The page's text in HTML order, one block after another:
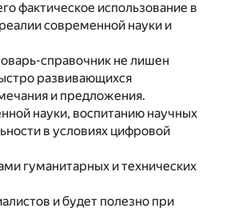
фактическое использование в
современной науки и
­справочник не лишен
развивающихся
и предложения.
науки, воспитанию научных
в условиях цифровой
гуманитарных и технических
и будет полезно при